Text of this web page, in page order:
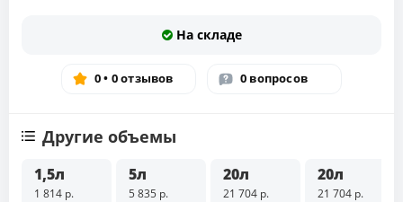
На складе
0 • 0 отзывов 0 вопросов
Другие объемы
1,5л
1 814 р.
5л
5 835 р.
20л
21 704 р.
20л
21 704 р.